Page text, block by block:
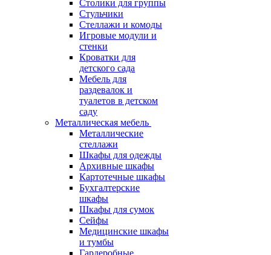
Столики для группы
Стульчики
Стеллажи и комоды
Игровые модули и
стенки
Кроватки для
детского сада
Мебель для
раздевалок и
туалетов в детском
саду
Металлическая мебель
Металлические
стеллажи
Шкафы для одежды
Архивные шкафы
Картотечные шкафы
Бухгалтерские
шкафы
Шкафы для сумок
Сейфы
Медицинские шкафы
и тумбы
Гардеробные